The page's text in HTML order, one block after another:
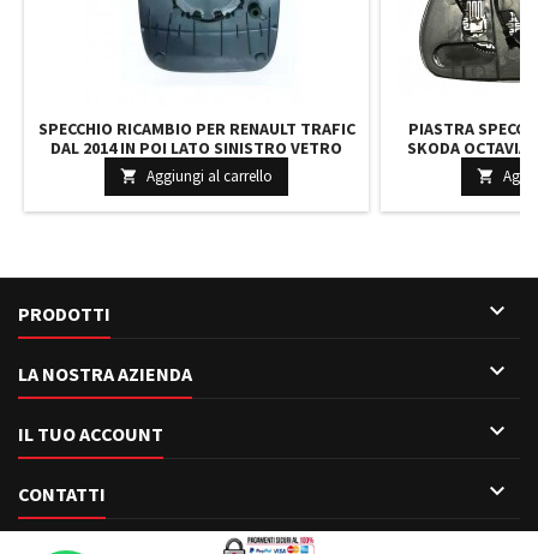
SPECCHIO RICAMBIO PER RENAULT TRAFIC
DAL 2014 IN POI LATO SINISTRO VETRO
ASFERISCO 95517328 4422997
 Aggiungi al carrello
PIASTRA
SKODA OCTAVIA
DESTRO

PRODOTTI 
LA NOSTRA AZIENDA 
IL TUO ACCOUNT 
CONTATTI 